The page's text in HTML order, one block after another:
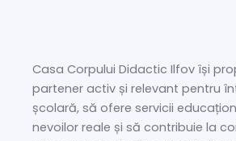
Casa Corpului Didactic Ilfov își
partener activ și relevant pentru
școlară, să ofere servicii
nevoilor reale și să contribuie la